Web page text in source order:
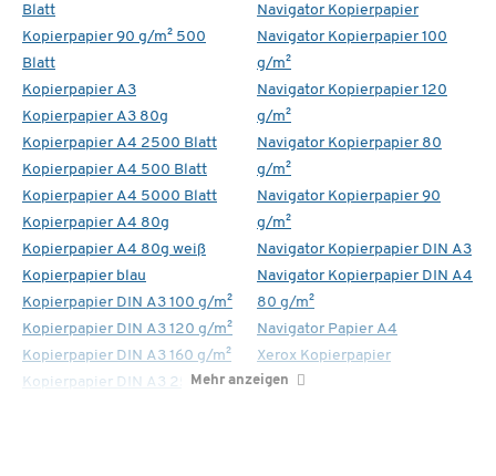
Blatt
Kopierpapier 90 g/m² 500
Blatt
Kopierpapier A3
Kopierpapier A3 80g
Kopierpapier A4 2500 Blatt
Kopierpapier A4 500 Blatt
Kopierpapier A4 5000 Blatt
Kopierpapier A4 80g
Kopierpapier A4 80g weiß
Kopierpapier blau
Kopierpapier DIN A3 100 g/m²
Kopierpapier DIN A3 120 g/m²
Kopierpapier DIN A3 160 g/m²
Kopierpapier DIN A3 250 g/m²
Navigator Kopierpapier
Navigator Kopierpapier 100
g/m²
Navigator Kopierpapier 120
g/m²
Navigator Kopierpapier 80
g/m²
Navigator Kopierpapier 90
g/m²
Navigator Kopierpapier DIN A3
Navigator Kopierpapier DIN A4
80 g/m²
Navigator Papier A4
Xerox Kopierpapier
Mehr anzeigen